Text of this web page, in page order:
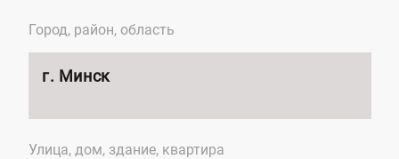
Город, район, область
г. Минск
Улица, дом, здание, квартира